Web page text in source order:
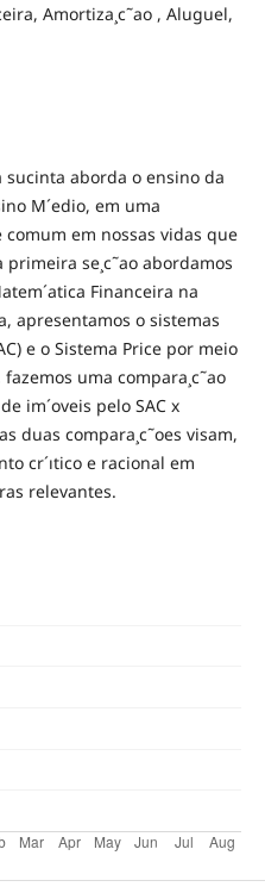
Amortiza¸c˜ao , Aluguel,
aborda o ensino da
M´edio, em uma
comum em nossas vidas que
primeira se¸c˜ao abordamos
Financeira na
apresentamos o sistemas
e o Sistema Price por meio
uma compara¸c˜ao
im´oveis pelo SAC x
duas compara¸c˜oes visam,
cr´ıtico e racional em
relevantes.